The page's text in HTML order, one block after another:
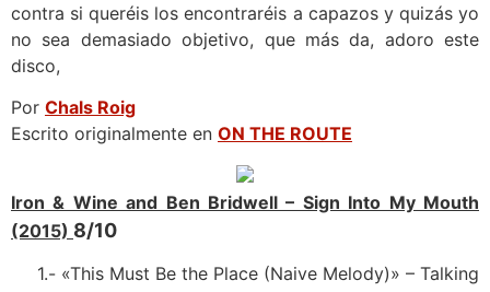
contra si queréis los encontraréis a capazos y quizás yo
no sea demasiado objetivo, que más da, adoro este
disco,
Por Chals Roig
Escrito originalmente en ON THE ROUTE
Iron & Wine and Ben Bridwell – Sign Into My Mouth
(2015) 8/10
1.- «This Must Be the Place (Naive Melody)» – Talking